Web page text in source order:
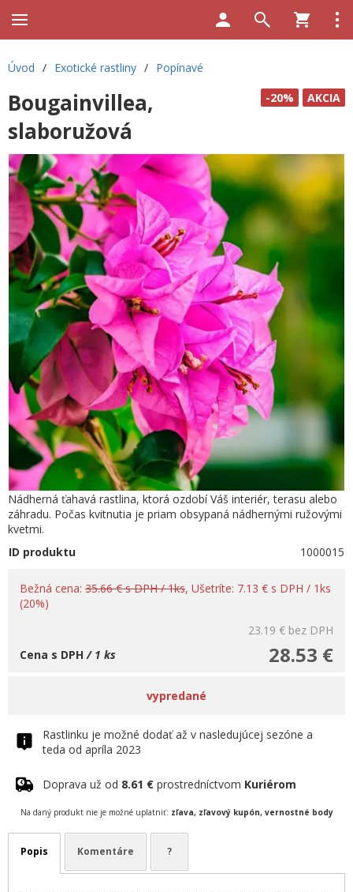
Úvod / Exotické rastliny / Popínavé
AKCIA
-20%
Bougainvillea,
slaboružová
Nádherná ťahavá rastlina, ktorá ozdobí Váš interiér, terasu alebo
záhradu. Počas kvitnutia je priam obsypaná nádhernými ružovými
kvetmi.
ID produktu
1000015
Bežná cena: 35.66 € s DPH / 1ks, Ušetríte: 7.13 € s DPH / 1ks
(20%)
23.19 € bez DPH
28.53 €
Cena s DPH/ 1 ks
vypredané
Rastlinku je možné dodať až v nasledujúcej sezóne a
teda od apríla 2023
Doprava už od 8.61 € prostredníctvom Kuriérom
Na daný produkt nie je možné uplatniť: zľava, zľavový kupón, vernostné body
Popis Komentáre ?